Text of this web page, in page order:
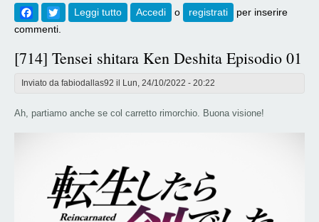
Facebook
Twitter
Leggi tutto su [715] Tensei shitara Ken Deshita
Episodio 02
Accedi o registrati
per inserire
commenti.
[714] Tensei shitara Ken Deshita Episodio 01
Inviato da fabiodallas92 il Lun, 24/10/2022 - 20:22
Ah, partiamo anche se col carretto rimorchio. Buona visione!